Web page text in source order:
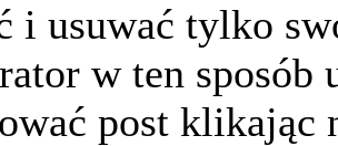
i usuwać tylko
w ten sposób
post klikając